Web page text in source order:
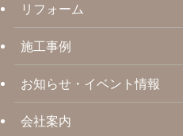
リフォーム
施工事例
お知らせ・イベント情報
会社案内